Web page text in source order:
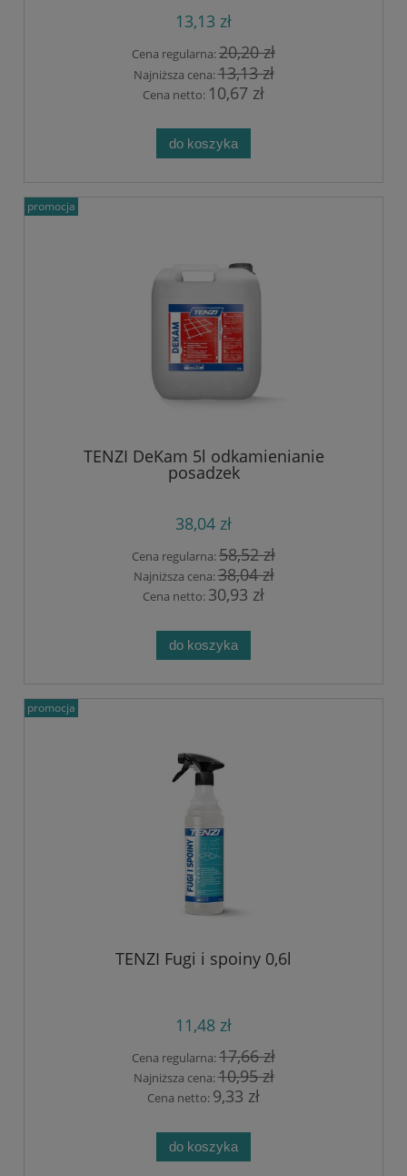
13,13 zł
Cena regularna:20,20 zł
Najniższa cena:13,13 zł
Cena netto: 10,67 zł
do koszyka
TENZI DeKam 5l odkamienianie
posadzek
38,04 zł
Cena regularna:58,52 zł
Najniższa cena:38,04 zł
Cena netto: 30,93 zł
do koszyka
promocja
TENZI Fugi i spoiny 0,6l
11,48 zł
Cena regularna:17,66 zł
Najniższa cena:10,95 zł
Cena netto: 9,33 zł
do koszyka
promocja